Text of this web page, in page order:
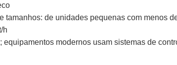
tamanhos: de unidades pequenas com menos
h
equipamentos modernos usam sistemas de